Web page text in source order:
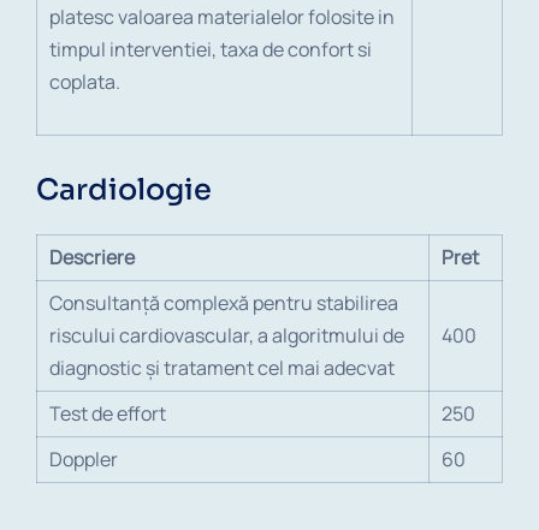
platesc valoarea materialelor folosite in
timpul interventiei, taxa de confort si
coplata.
Cardiologie
Descriere
Pret
Consultanţă complexă pentru stabilirea
riscului cardiovascular, a algoritmului de
diagnostic şi tratament cel mai adecvat
400
Test de effort
250
Doppler
60